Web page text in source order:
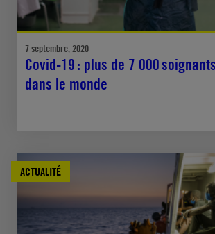
7 septembre, 2020
Covid-19 : plus de 7 000
dans le monde
ACTUALITÉ